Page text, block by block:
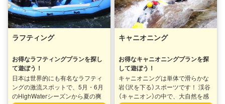
ラフティング
お得なラフティングプランを探し
て遊ぼう！
日本は世界的にも有名なラフティ
ングの激流スポットで、5月・6月
のHighWaterシーズンから夏の爽
キャニオニング
お得なキャニオニングプランを探
して遊ぼう！
キャニオニングは単体で滑らかな
岩（沢を下る）スポーツです！ 渓谷
（キャニオン）の中で、大自然を感